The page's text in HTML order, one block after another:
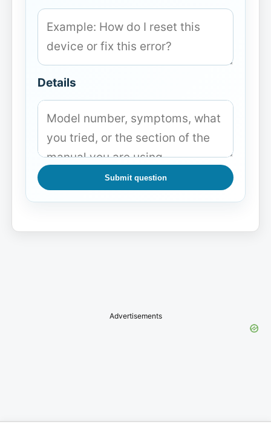
Details
Submit question
Advertisements